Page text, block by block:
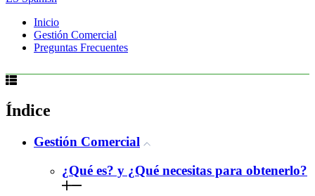
Inicio
Gestión Comercial
Preguntas Frecuentes
Índice
Gestión Comercial
¿Qué es? y ¿Qué necesitas para obtenerlo?